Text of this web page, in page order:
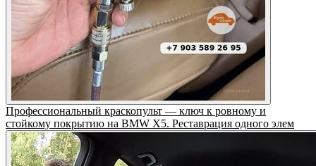
Профессиональный краскопульт — ключ к ровному и
стойкому покрытию на BMW X5. Реставрация одного элем